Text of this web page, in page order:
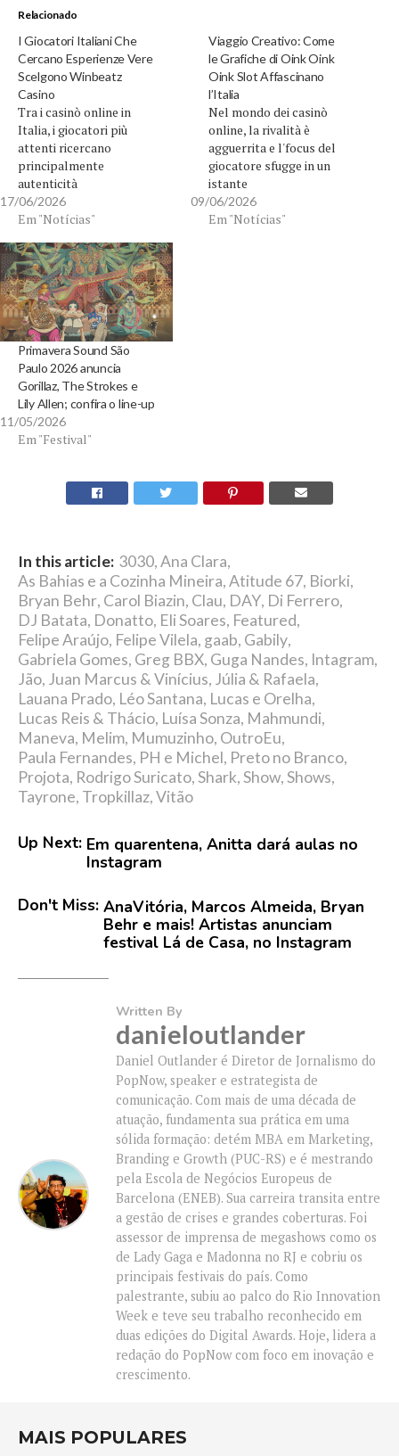
Relacionado
I Giocatori Italiani Che
Cercano Esperienze Vere
Scelgono Winbeatz
Casino
Tra i casinò online in
Italia, i giocatori più
attenti ricercano
principalmente
autenticità
https://winbeatzz.it/.
Winbeatz Casino
qualcosa di più di un
semplice catalogo di
giochi. Punta su elementi
concreti, quelli che un
appassionato italiano
comprende e stima. La
piattaforma non è un
semplice fornitore di
servizi. Crea…
17/06/2026
Em "Notícias"
Viaggio Creativo: Come
le Grafiche di Oink Oink
Oink Slot Affascinano
l’Italia
Nel mondo dei casinò
online, la rivalità è
agguerrita e l'focus del
giocatore sfugge in un
istante
https://oinkoinkoink.it/.
Qui, l'impatto visivo fa la
09/06/2026
Em "Notícias"
Primavera Sound São
Paulo 2026 anuncia
Gorillaz, The Strokes e
Lily Allen; confira o line-up
11/05/2026
Em "Festival"
In this article: 3030,Ana Clara,
As Bahias e a Cozinha Mineira,Atitude 67, Biorki,
Bryan Behr, Carol Biazin, Clau, DAY, Di Ferrero,
DJ Batata, Donatto, Eli Soares, Featured,
Felipe Araújo, Felipe Vilela, gaab, Gabily,
Gabriela Gomes, Greg BBX, Guga Nandes, Intagram,
Jão, Juan Marcus & Vinícius, Júlia & Rafaela,
Lauana Prado, Léo Santana, Lucas e Orelha,
Lucas Reis & Thácio, Luísa Sonza, Mahmundi,
Maneva, Melim, Mumuzinho, OutroEu,
Paula Fernandes, PH e Michel, Preto no Branco,
Projota, Rodrigo Suricato,Shark,Show,Shows,
Tayrone, Tropkillaz,Vitão
Up Next: Em quarentena, Anitta dará aulas no
Instagram
Don't Miss: AnaVitória, Marcos Almeida, Bryan
Behr e mais! Artistas anunciam
festival Lá de Casa, no Instagram
Written By
danieloutlander
Daniel Outlander é Diretor de Jornalismo do
PopNow, speaker e estrategista de
comunicação. Com mais de uma década de
atuação, fundamenta sua prática em uma
sólida formação: detém MBA em Marketing,
Branding e Growth (PUC-RS) e é mestrando
pela Escola de Negócios Europeus de
Barcelona (ENEB). Sua carreira transita entre
a gestão de crises e grandes coberturas. Foi
assessor de imprensa de megashows como os
de Lady Gaga e Madonna no RJ e cobriu os
principais festivais do país. Como
palestrante, subiu ao palco do Rio Innovation
Week e teve seu trabalho reconhecido em
duas edições do Digital Awards. Hoje, lidera a
redação do PopNow com foco em inovação e
crescimento.
MAIS POPULARES